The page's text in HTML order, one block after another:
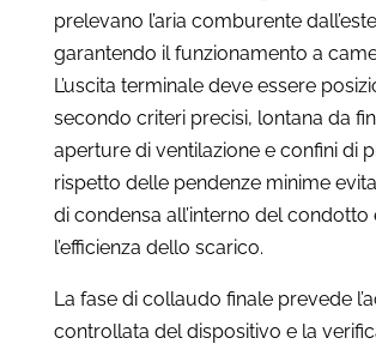
prelevano l’aria comburente
garantendo il funzionamento a
L’uscita terminale deve essere
secondo criteri precisi, lontana da
aperture di ventilazione e confini di
rispetto delle pendenze minime
di condensa all’interno del condotto
l’efficienza dello scarico.
La fase di collaudo finale prevede
controllata del dispositivo e la